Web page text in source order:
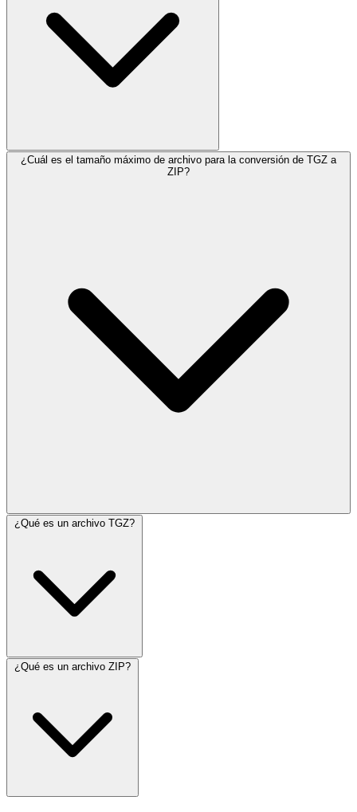
¿Cuál es el tamaño máximo de archivo para la conversión de TGZ a
ZIP?
¿Qué es un archivo TGZ?
¿Qué es un archivo ZIP?